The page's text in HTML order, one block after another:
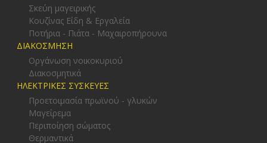
Σκεύη μαγειρικής
Κουζίνας Είδη & Εργαλεία
Ποτήρια - Πιάτα - Μαχαιροπήρουνα
ΔΙΑΚΟΣΜΗΣΗ
Οργάνωση νοικοκυριού
Διακοσμητικά
ΗΛΕΚΤΡΙΚΕΣ ΣΥΣΚΕΥΕΣ
Προετοιμασία πρωϊνού - γλυκών
Μαγείρεμα
Περιποίηση σώματος
Θερμαντικά